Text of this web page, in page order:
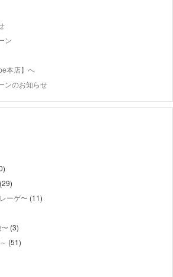
ン
本店】へ
ンのお知らせ
(29)
ーゲ〜 (11)
(3)
(51)